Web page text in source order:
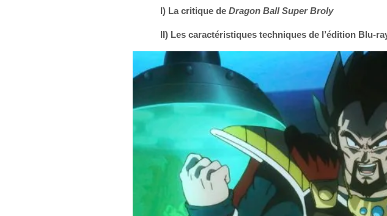
I) La critique de Dragon Ball Super Broly
II) Les caractéristiques techniques de l’édition Blu-